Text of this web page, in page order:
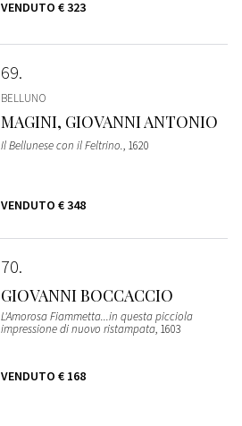
VENDUTO € 323
69
BELLUNO
MAGINI, GIOVANNI ANTONIO
Il Bellunese con il Feltrino., 1620
VENDUTO € 348
70
GIOVANNI BOCCACCIO
L'Amorosa Fiammetta...in questa picciola
impressione di nuovo ristampata, 1603
VENDUTO € 168